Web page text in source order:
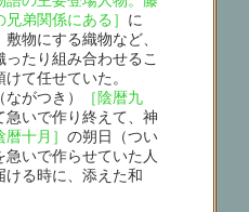
弟関係にある］ に
物にする織物など、
たり組み合わせるこ
て任せていた。
がつき）
［陰暦九
急いで作り終えて、神
暦十月］の朔日（つい
いで作らせていた人
ける時に、添えた和